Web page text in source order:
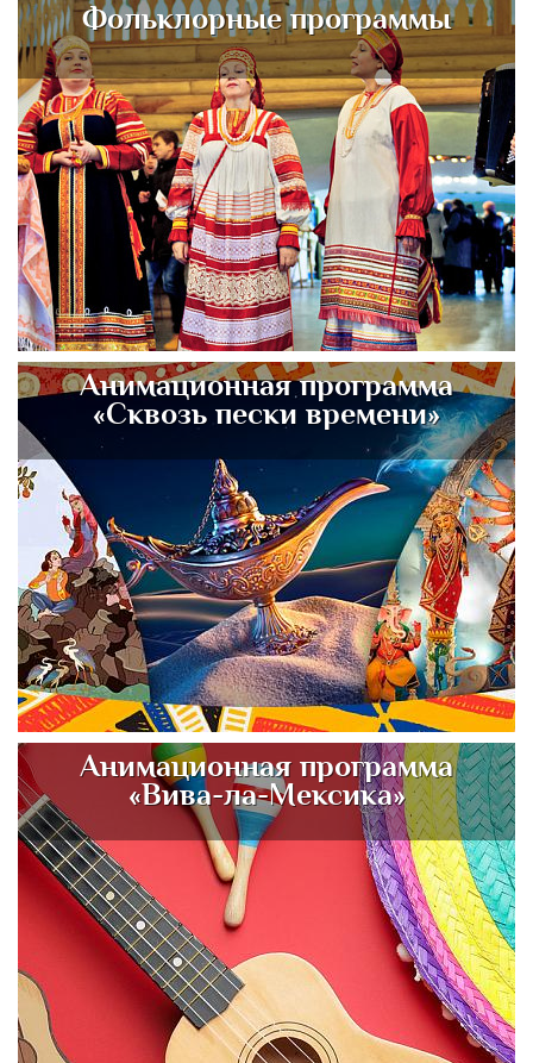
Фольклорные программы
Анимационная программа
«Сквозь пески времени»
Анимационная программа
«Вива-ла-Мексика»